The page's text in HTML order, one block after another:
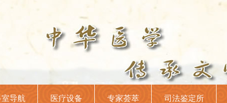
导航 医疗设备 专家荟萃 司法鉴定所